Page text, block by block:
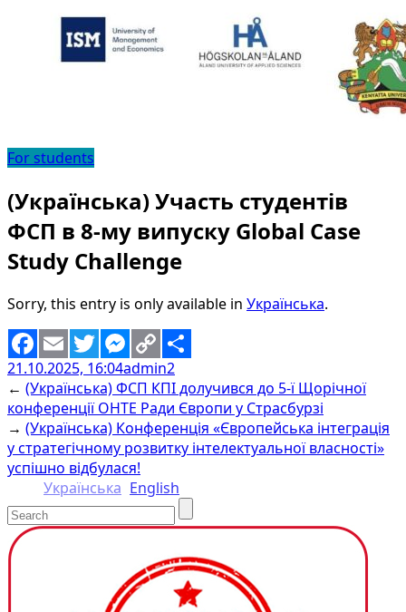
For students
(Українська) Участь студентів
ФСП в 8-му випуску Global Case
Study Challenge
Sorry, this entry is only available in Українська.
Facebook
EmailTwitterMessenger
Copy
Link
Share
21.10.2025, 16:04admin2
← (Українська) ФСП КПІ долучився до 5-ї Щорічної
конференції OHTE Ради Європи у Страсбурзі
→ (Українська) Конференція «Європейська інтеграція
у стратегічному розвитку інтелектуальної власності»
успішно відбулася!
Українська English